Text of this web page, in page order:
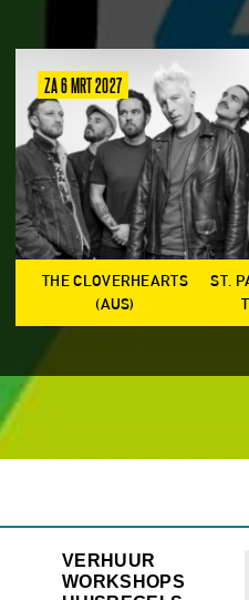
ZA 6 MRT 2027
THE CLOVERHEARTS
(AUS)
ST.
VERHUUR
WORKSHOPS